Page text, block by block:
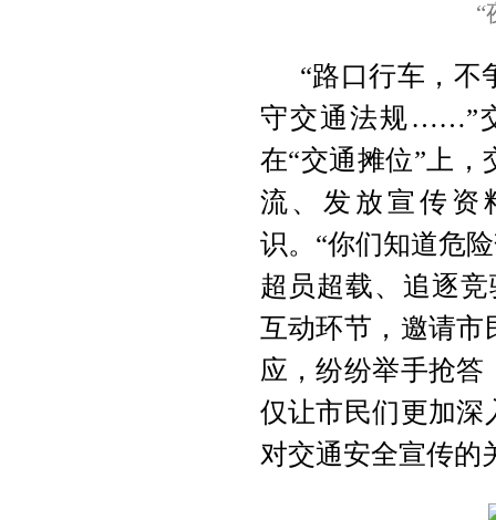
“
“路口行车，不
守交通法规……”
在“交通摊位”上
流、发放宣传资
识。“你们知道危
超员超载、追逐
互动环节，邀请市
应，纷纷举手抢
仅让市民们更加深
对交通安全宣传的